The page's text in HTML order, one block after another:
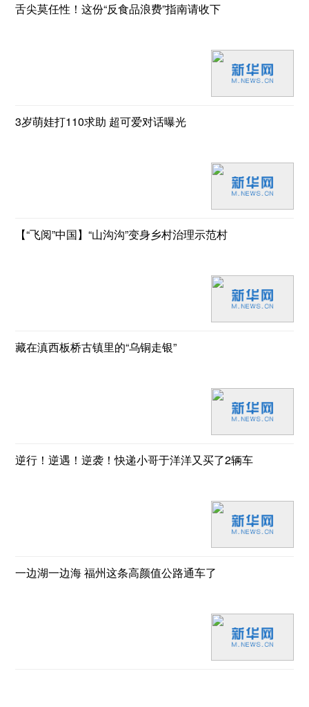
舌尖莫任性！这份“反食品浪费”指南请收下
3岁萌娃打110求助 超可爱对话曝光
【“飞阅”中国】“山沟沟”变身乡村治理示范村
藏在滇西板桥古镇里的“乌铜走银”
逆行！逆遇！逆袭！快递小哥于洋洋又买了2辆车
一边湖一边海 福州这条高颜值公路通车了